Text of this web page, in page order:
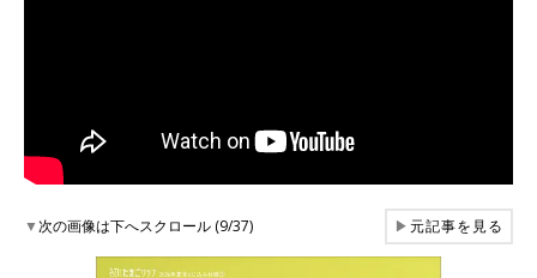
▼次の画像は下へスクロール (9/37) ▶元記事を見る